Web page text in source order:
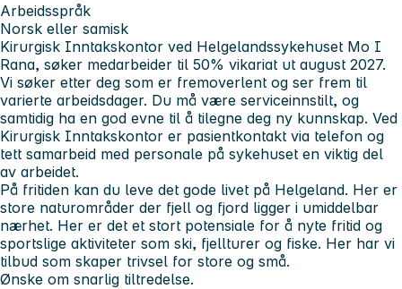
Arbeidsspråk
Norsk eller samisk
Kirurgisk Inntakskontor ved Helgelandssykehuset Mo I
Rana, søker medarbeider til 50% vikariat ut august 2027.
Vi søker etter deg som er fremoverlent og ser frem til
varierte arbeidsdager. Du må være serviceinnstilt, og
samtidig ha en god evne til å tilegne deg ny kunnskap. Ved
Kirurgisk Inntakskontor er pasientkontakt via telefon og
tett samarbeid med personale på sykehuset en viktig del
av arbeidet.
På fritiden kan du leve det gode livet på Helgeland. Her er
store naturområder der fjell og fjord ligger i umiddelbar
nærhet. Her er det et stort potensiale for å nyte fritid og
sportslige aktiviteter som ski, fjellturer og fiske. Her har vi
tilbud som skaper trivsel for store og små.
Ønske om snarlig tiltredelse.